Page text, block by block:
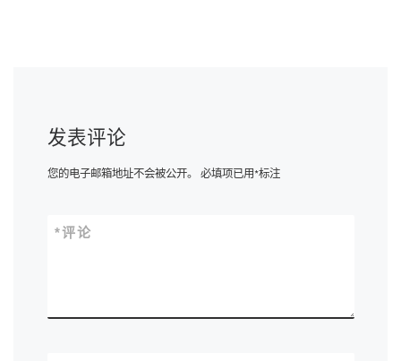
发表评论
您的电子邮箱地址不会被公开。 必填项已用*标注
评论
*